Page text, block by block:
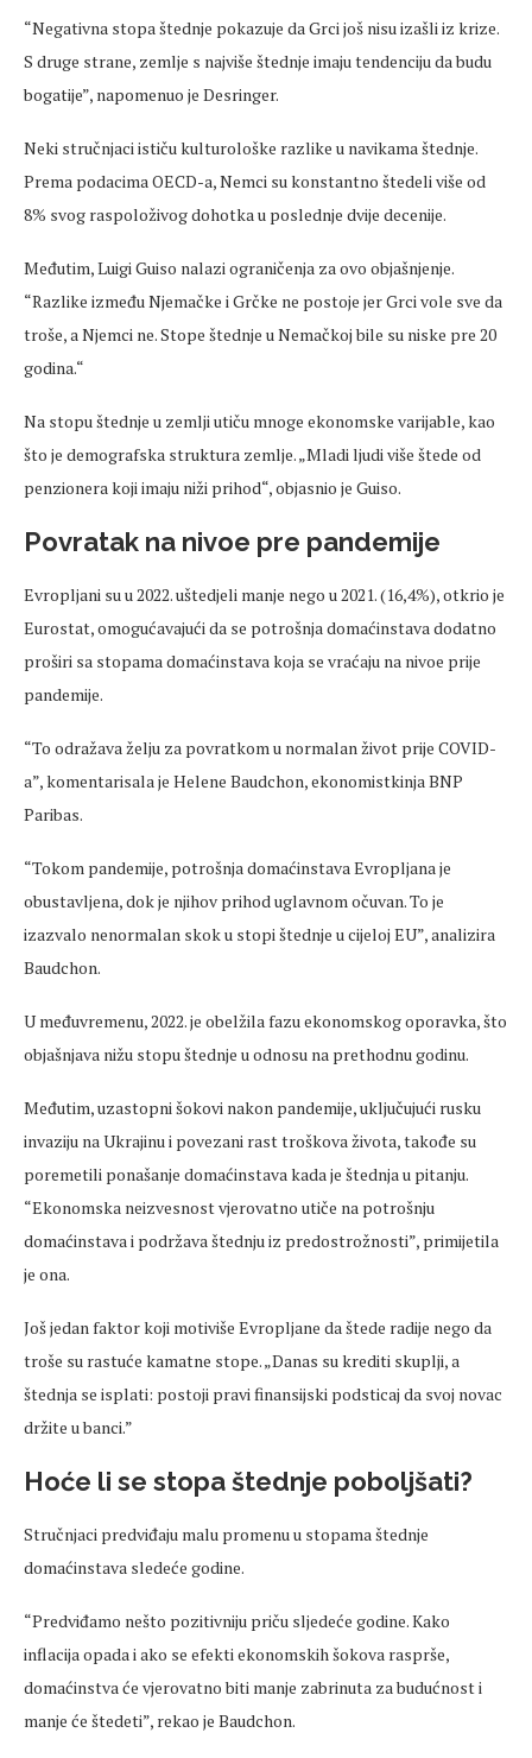
“Negativna stopa štednje pokazuje da Grci još nisu izašli iz krize.
S druge strane, zemlje s najviše štednje imaju tendenciju da budu
bogatije”, napomenuo je Desringer.
Neki stručnjaci ističu kulturološke razlike u navikama štednje.
Prema podacima OECD-a, Nemci su konstantno štedeli više od
8% svog raspoloživog dohotka u poslednje dvije decenije.
Međutim, Luigi Guiso nalazi ograničenja za ovo objašnjenje.
“Razlike između Njemačke i Grčke ne postoje jer Grci vole sve da
troše, a Njemci ne. Stope štednje u Nemačkoj bile su niske pre 20
godina.“
Na stopu štednje u zemlji utiču mnoge ekonomske varijable, kao
što je demografska struktura zemlje. „Mladi ljudi više štede od
penzionera koji imaju niži prihod“, objasnio je Guiso.
Povratak na nivoe pre pandemije
Evropljani su u 2022. uštedjeli manje nego u 2021. (16,4%), otkrio je
Eurostat, omogućavajući da se potrošnja domaćinstava dodatno
proširi sa stopama domaćinstava koja se vraćaju na nivoe prije
pandemije.
“To odražava želju za povratkom u normalan život prije COVID-
a”, komentarisala je Helene Baudchon, ekonomistkinja BNP
Paribas.
“Tokom pandemije, potrošnja domaćinstava Evropljana je
obustavljena, dok je njihov prihod uglavnom očuvan. To je
izazvalo nenormalan skok u stopi štednje u cijeloj EU”, analizira
Baudchon.
U međuvremenu, 2022. je obelžila fazu ekonomskog oporavka, što
objašnjava nižu stopu štednje u odnosu na prethodnu godinu.
Međutim, uzastopni šokovi nakon pandemije, uključujući rusku
invaziju na Ukrajinu i povezani rast troškova života, takođe su
poremetili ponašanje domaćinstava kada je štednja u pitanju.
“Ekonomska neizvesnost vjerovatno utiče na potrošnju
domaćinstava i podržava štednju iz predostrožnosti”, primijetila
je ona.
Još jedan faktor koji motiviše Evropljane da štede radije nego da
troše su rastuće kamatne stope. „Danas su krediti skuplji, a
štednja se isplati: postoji pravi finansijski podsticaj da svoj novac
držite u banci.”
Hoće li se stopa štednje poboljšati?
Stručnjaci predviđaju malu promenu u stopama štednje
domaćinstava sledeće godine.
“Predviđamo nešto pozitivniju priču sljedeće godine. Kako
inflacija opada i ako se efekti ekonomskih šokova rasprše,
domaćinstva će vjerovatno biti manje zabrinuta za budućnost i
manje će štedeti”, rekao je Baudchon.